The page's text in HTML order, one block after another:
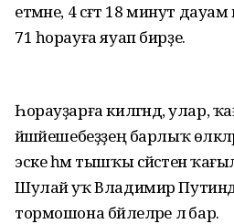
етмәне, 4 сәғәт 18 минут
71 һорауға яуап бирҙе.
Һорауҙарға килгәндә, улар,
йәшәйешебеҙҙең барлыҡ
эске һәм тышҡы сәйәсәтенә
Шулай уҡ Владимир
тормошона бәйлеләре лә бар.